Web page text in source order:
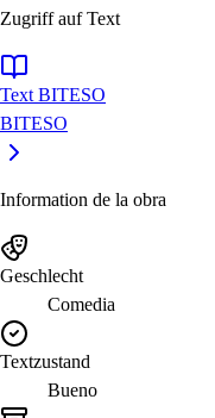
Zugriff auf Text
Text BITESO
BITESO
Information de la obra
Geschlecht
Comedia
Textzustand
Bueno